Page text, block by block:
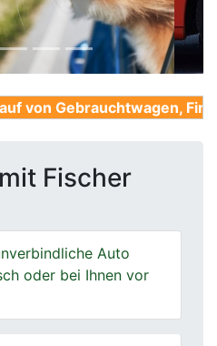
von Gebrauchtwagen,
Fischer
Auto
oder bei Ihnen vor